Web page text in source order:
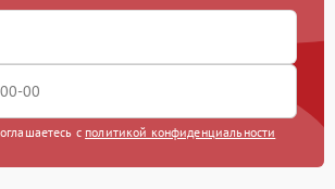
с политикой конфиденциальности